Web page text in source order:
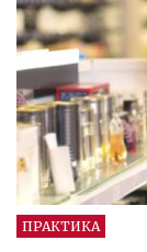
ПРАКТИКА